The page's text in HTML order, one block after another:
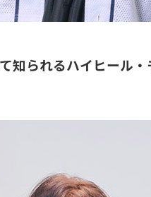
知られるハイヒール